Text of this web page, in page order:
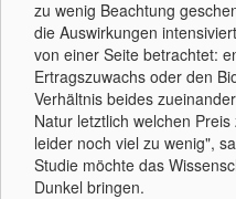
zu wenig Beachtung
die Auswirkungen
von einer Seite betrachtet:
Ertragszuwachs oder den
Verhältnis beides
Natur letztlich welchen
leider noch viel zu wenig",
Studie möchte das
Dunkel bringen.